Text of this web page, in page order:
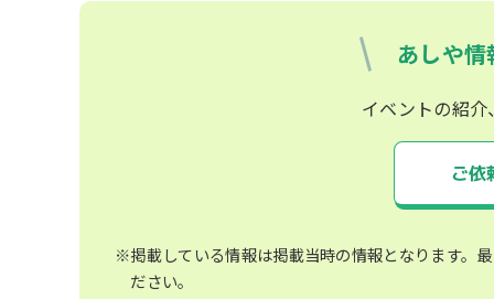
あしや
イベントの紹
ご依
※掲載している情報は掲載当時の情報となります。
ださい。